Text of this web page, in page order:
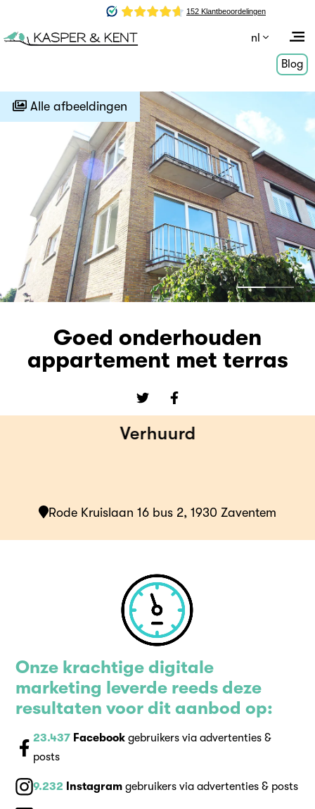
Blog
nl
Alle afbeeldingen
Verhuurd
Goed onderhouden
appartement met terras
Rode Kruislaan 16 bus 2, 1930 Zaventem
Onze krachtige digitale
marketing leverde reeds deze
resultaten voor dit aanbod op:
23.437 Facebook gebruikers via advertenties &
posts
9.232 Instagram gebruikers via advertenties & posts